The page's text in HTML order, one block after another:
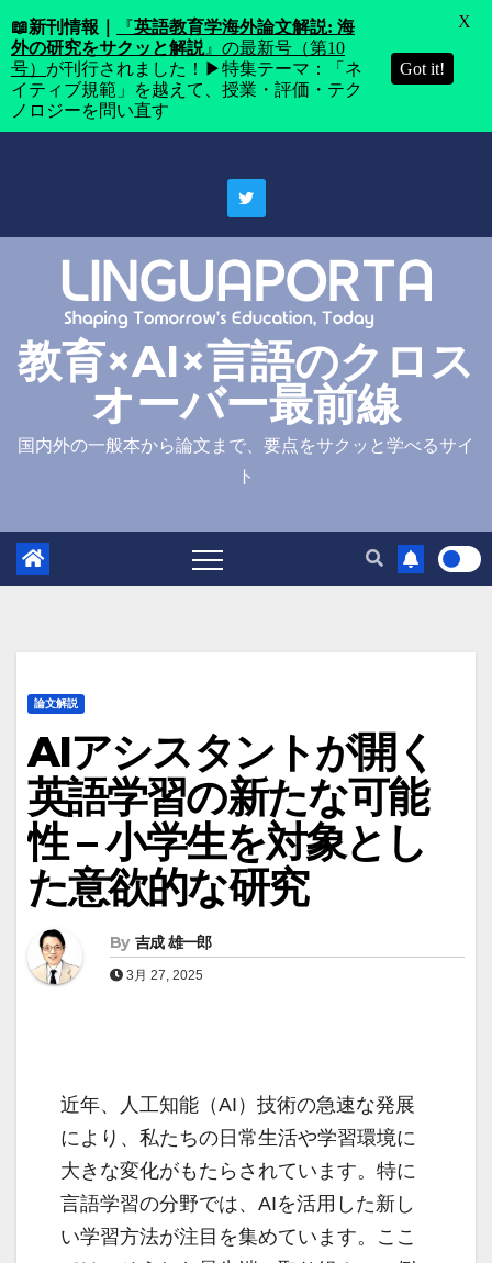
教育×AI×言語のクロス
オーバー最前線
国内外の一般本から論文まで、要点をサクッと学べるサイ
ト
論文解説
AIアシスタントが開く
英語学習の新たな可能
性 – 小学生を対象とし
た意欲的な研究
By 吉成 雄一郎
3月 27, 2025
近年、人工知能（AI）技術の急速な発展
により、私たちの日常生活や学習環境に
大きな変化がもたらされています。特に
言語学習の分野では、AIを活用した新し
い学習方法が注目を集めています。ここ
📖新刊情報｜ 『英語教育学海外論文解説: 海
外の研究をサクッと解説』の最新号（第10
号） が刊行されました！▶特集テーマ：「ネ
イティブ規範」を越えて、授業・評価・テク
ノロジーを問い直す
Got it!
X